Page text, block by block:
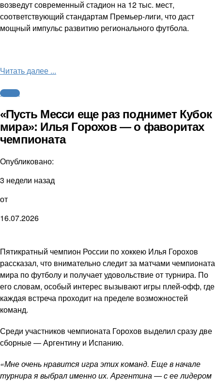
возведут современный стадион на 12 тыс. мест,
соответствующий стандартам Премьер-лиги, что даст
мощный импульс развитию регионального футбола.
Читать далее ...
Футбол
«Пусть Месси еще раз поднимет Кубок
мира»: Илья Горохов — о фаворитах
чемпионата
Опубликовано:
3 недели назад
от
16.07.2026
Пятикратный чемпион России по хоккею Илья Горохов
рассказал, что внимательно следит за матчами чемпионата
мира по футболу и получает удовольствие от турнира. По
его словам, особый интерес вызывают игры плей-офф, где
каждая встреча проходит на пределе возможностей
команд.
Среди участников чемпионата Горохов выделил сразу две
сборные — Аргентину и Испанию.
«Мне очень нравится игра этих команд. Еще в начале
турнира я выбрал именно их. Аргентина — с ее лидером